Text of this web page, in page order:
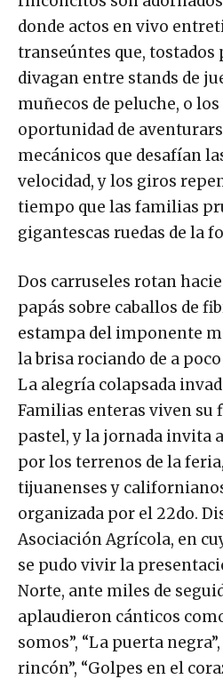
donde actos en vivo
transeúntes que, tostados
divagan entre stands de
muñecos de peluche, o
oportunidad de
mecánicos que desafían
velocidad, y los giros
tiempo que las familias
gigantescas ruedas de la
Dos carruseles rotan
papás sobre caballos de
estampa del imponente
la brisa rociando de a
La alegría colapsada
Familias enteras viven su
pastel, y la jornada invita
por los terrenos de la
tijuanenses y
organizada por el 22do.
Asociación Agrícola, en
se pudo vivir la
Norte, ante miles de
aplaudieron cánticos
somos”, “La puerta
rincón”, “Golpes en el